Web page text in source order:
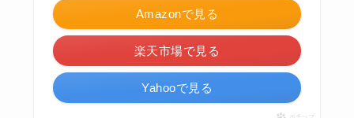
Amazonで見る
楽天市場で見る
Yahooで見る